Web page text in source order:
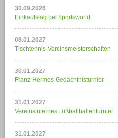
30.09.2026
Einkaufstag bei Sportsworld
08.01.2027
Tischtennis-Vereinsmeisterschaften
30.01.2027
Franz-Hermes-Gedächtnisturnier
31.01.2027
Vereinsinternes Fußballhallenturnier
31.01.2027